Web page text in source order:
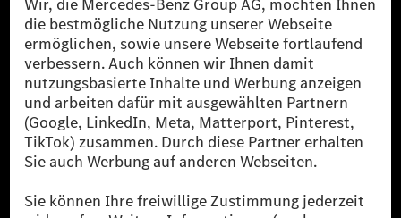
reduzierte CO₂-Emissionen bei der Mercedes-Benz Group durch
zertifizierte Ausgleichsprojekte kompensiert werden.
[2] Renewable Charging ist ein integraler Bestandteil von MB.CHARGE
Public in Europa, den USA, Kanada und China. Sofern an der jeweiligen
Ladestation noch kein Strom aus erneuerbaren Energien vorliegt,
verwendet Renewable Charging Grünstromzertifikate*. Diese stellen
sicher, dass für Ladevorgänge über MB.CHARGE Public eine äquivalente
Strommenge aus erneuerbaren Energien ins Stromnetz eingespeist wird.
Sie stammen ausschließlich aus Wind- und Solarkraftanlagen, die jünger
als sechs Jahre sind.
* Inkl. EKOenergy Ökolabel
* Die angegebenen Werte wurden nach dem vorgeschriebenen
Messverfahren WLTP (Worldwide harmonised Light vehicles Test